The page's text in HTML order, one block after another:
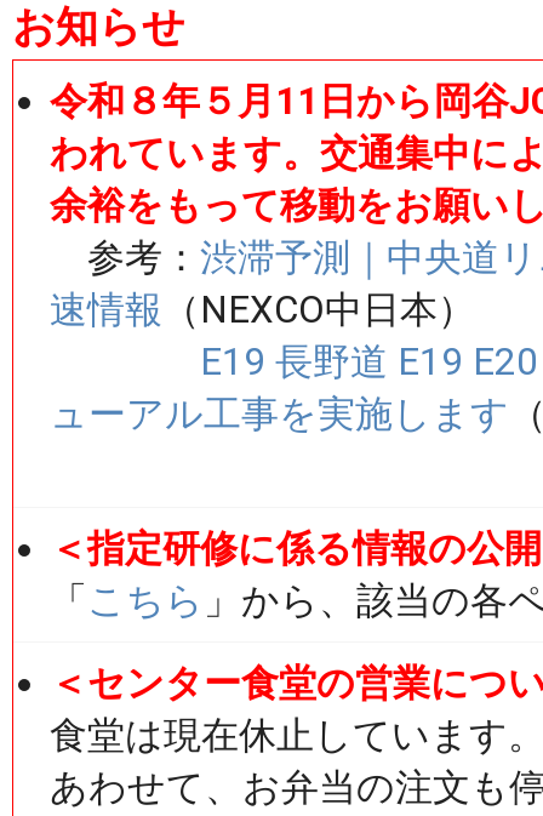
お知らせ
令和８年５月11日から岡谷
われています。交通集中に
余裕をもって移動をお願い
参考： 渋滞予測｜中央道
速情報 （NEXCO中日本）
E19 長野道 E19
ューアル工事を実施します
＜指定研修に係る情報の公
「 こちら 」から、該当の各
＜センター食堂の営業につ
食堂は現在休止しています
あわせて、お弁当の注文も